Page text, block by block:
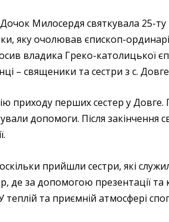
Милосердя святкувала 25-ту
яку очолював єпископ-
владика Греко-католицької
– священики та сестри з с.
приходу перших сестер у
допомоги. Після
прийшли сестри, які
де за допомогою презентації
У теплій та приємній атмосфері